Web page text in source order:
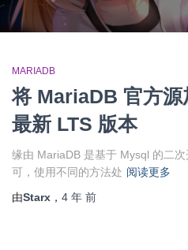
MARIADB
将 MariaDB 官方源
最新 LTS 版本
缘由 MariaDB 是基于 Mysql 的二
可，使用不同的方法处 阅读更多
由Starx ， 4 年 前